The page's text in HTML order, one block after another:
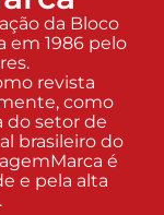
da Bloco
em 1986 pelo
revista
como
do setor de
brasileiro do
é
e pela alta